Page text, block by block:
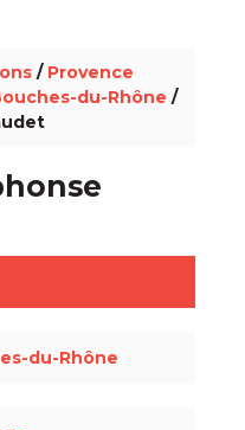
/ Provence
du-Rhône /
du-Rhône